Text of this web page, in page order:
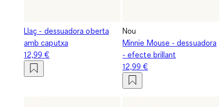
Llaç - dessuadora oberta
amb caputxa
12,99 €
Nou
Minnie Mouse - dessuadora
- efecte brillant
12,99 €